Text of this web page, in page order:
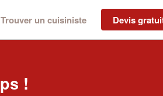
Trouver un cuisiniste Devis
!